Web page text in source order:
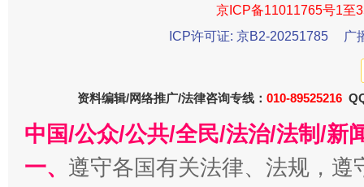
千年窑火 生生不息 一
京ICP备11011765号1至
ICP许可证: 京B2-20251785
广
资料编辑/网络推广/法律咨询专线： 010-89525216
中国/公众/公共/全民/法治/法制/新
一、 遵守各国有关法律、法规，